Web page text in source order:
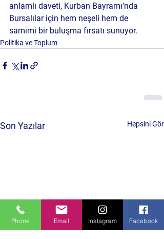
anlamlı daveti, Kurban Bayramı’nda
Bursalılar için hem neşeli hem de
samimi bir buluşma fırsatı sunuyor.
Politika ve Toplum
Son Yazılar Hepsini Gör
Phone Email Instagram Facebook